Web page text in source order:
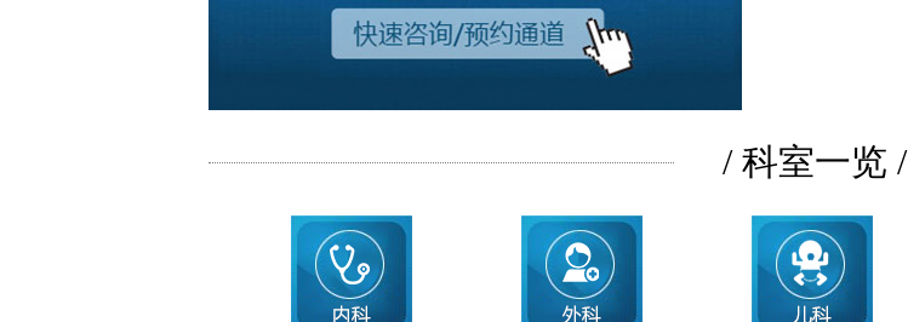
/ 科室一览 /